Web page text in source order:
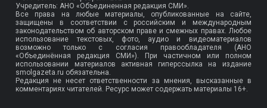
Учредитель: АНО «Объединенная редакция СМИ».
Все права на любые материалы, опубликованные на сайте,
защищены в соответствии с российским и международным
законодательством об авторском праве и смежных правах. Любое
использование текстовых, фото, аудио и видеоматериалов
возможно только с согласия правообладателя (АНО
«Объединённая редакция СМИ»). При частичном или полном
использовании материалов активная гиперссылка на издание
smolgazeta.ru обязательна.
Редакция не несет ответственности за мнения, высказанные в
комментариях читателей. Ресурс может содержать материалы 16+.